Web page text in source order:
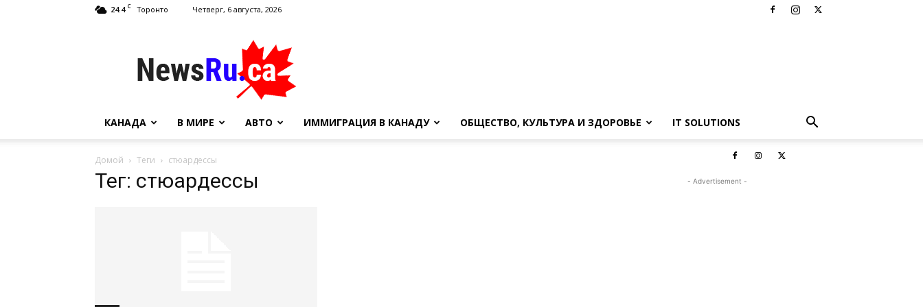
24.4 C Торонто Четверг, 6 августа, 2026
NewsRu.Ca
КАНАДА В МИРЕ АВТО ИММИГРАЦИЯ В КАНАДУ ОБЩЕСТВО, КУЛЬТУРА И ЗДОРОВЬЕ IT SOLUTIONS
Домой Теги стюардессы
Тег: стюардессы - Advertisement -